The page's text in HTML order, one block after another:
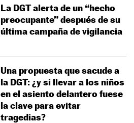
La DGT alerta de un “hecho
preocupante” después de su
última campaña de vigilancia
Una propuesta que sacude a
la DGT: ¿y si llevar a los niños
en el asiento delantero fuese
la clave para evitar
tragedias?